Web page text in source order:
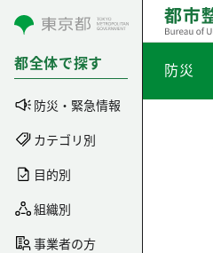
コンテンツにスキップ
都全体で探す
防災・緊急情報
カテゴリ別
目的別
組織別
事業者の方
防災